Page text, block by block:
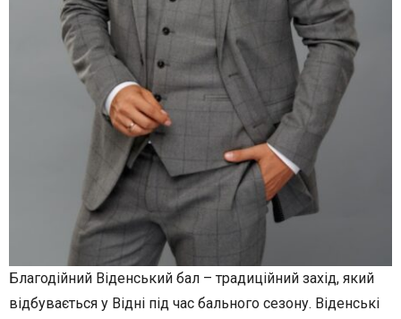
Благодійний Віденський бал – традиційний захід, який
відбувається у Відні під час бального сезону. Віденські